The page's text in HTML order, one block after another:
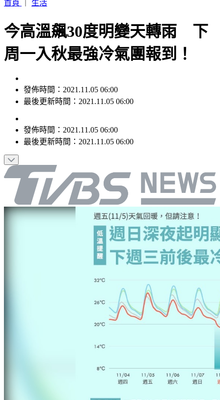
首頁
生活
今高溫飆30度明變天轉雨 下
周一入秋最強冷氣團報到！
發佈時間：2021.11.05 06:00
最後更新時間：2021.11.05 06:00
發佈時間： 2021.11.05 06:00
最後更新時間： 2021.11.05 06:00